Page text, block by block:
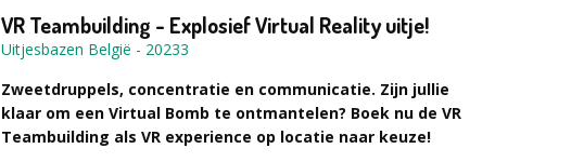
VR Teambuilding - Explosief Virtual Reality uitje!
Uitjesbazen België - 20233
Zweetdruppels, concentratie en communicatie. Zijn jullie
klaar om een Virtual Bomb te ontmantelen? Boek nu de VR
Teambuilding als VR experience op locatie naar keuze!